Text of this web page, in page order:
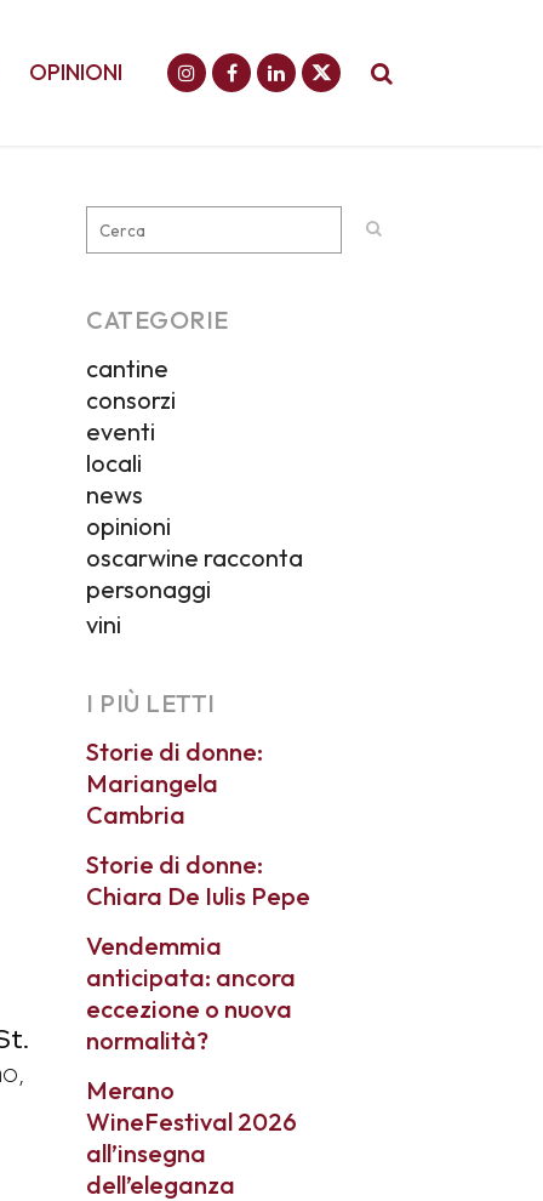
OPINIONI
CATEGORIE
cantine
consorzi
eventi
locali
news
opinioni
oscarwine racconta
personaggi
vini
I PIÙ LETTI
Storie di donne:
Mariangela
Cambria
Storie di donne:
Chiara De Iulis Pepe
Vendemmia
anticipata: ancora
eccezione o nuova
normalità?
Merano
WineFestival 2026
all’insegna
dell’eleganza